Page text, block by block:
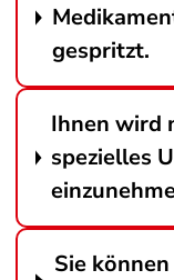
gespritzt.
Ihnen wird
spezielles
Sie